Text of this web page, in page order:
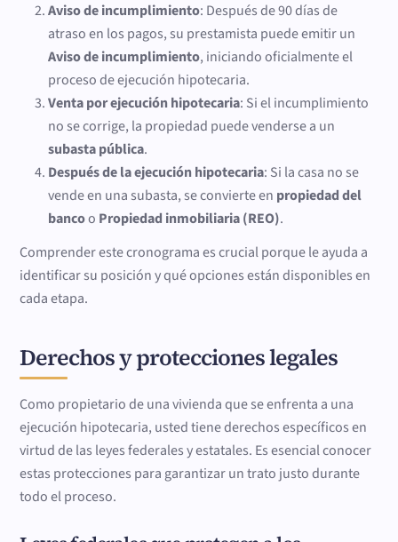
Aviso de incumplimiento: Después de 90 días de
atraso en los pagos, su prestamista puede emitir un
Aviso de incumplimiento, iniciando oficialmente el
proceso de ejecución hipotecaria.
Venta por ejecución hipotecaria: Si el incumplimiento
no se corrige, la propiedad puede venderse a un
subasta pública.
Después de la ejecución hipotecaria: Si la casa no se
vende en una subasta, se convierte en propiedad del
bancoo Propiedad inmobiliaria (REO).
Comprender este cronograma es crucial porque le ayuda a
identificar su posición y qué opciones están disponibles en
cada etapa.
Derechos y protecciones legales
Como propietario de una vivienda que se enfrenta a una
ejecución hipotecaria, usted tiene derechos específicos en
virtud de las leyes federales y estatales. Es esencial conocer
estas protecciones para garantizar un trato justo durante
todo el proceso.